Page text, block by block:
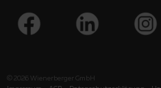
© 2026 Wienerberger GmbH